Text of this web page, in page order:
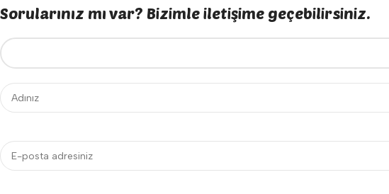
Sorularınız mı var? Bizimle iletişime geçebilirsiniz.